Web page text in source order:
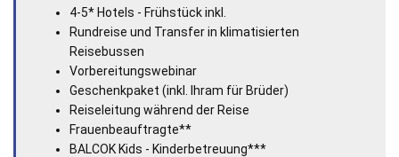
4-5* Hotels - Frühstück inkl.
Rundreise und Transfer in klimatisierten
Reisebussen
Vorbereitungswebinar
Geschenkpaket (inkl. Ihram für Brüder)
Reiseleitung während der Reise
Frauenbeauftragte**
BALCOK Kids - Kinderbetreuung***